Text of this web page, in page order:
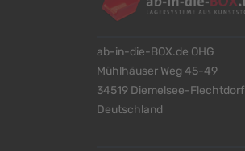
ab-in-die-BOX.de OHG
Mühlhäuser Weg 45-49
34519 Diemelsee-Flechtdorf
Deutschland